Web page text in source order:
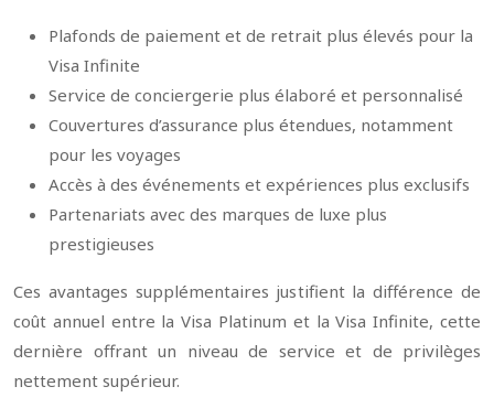
Plafonds de paiement et de retrait plus élevés pour la
Visa Infinite
Service de conciergerie plus élaboré et personnalisé
Couvertures d’assurance plus étendues, notamment
pour les voyages
Accès à des événements et expériences plus exclusifs
Partenariats avec des marques de luxe plus
prestigieuses
Ces avantages supplémentaires justifient la différence de
coût annuel entre la Visa Platinum et la Visa Infinite, cette
dernière offrant un niveau de service et de privilèges
nettement supérieur.